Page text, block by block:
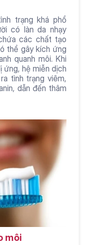
trạng khá phổ
có làn da nhạy
các chất tạo
thể gây kích ứng
quanh môi. Khi
ứng, hệ miễn dịch
tình trạng viêm,
dẫn đến thâm
môi